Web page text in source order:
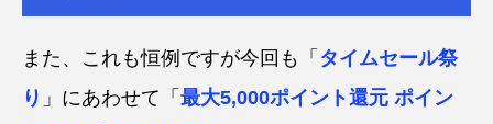
また、これも恒例ですが今回も「 タイムセール祭
り 」にあわせて「 最大5,000ポイント還元 ポイン